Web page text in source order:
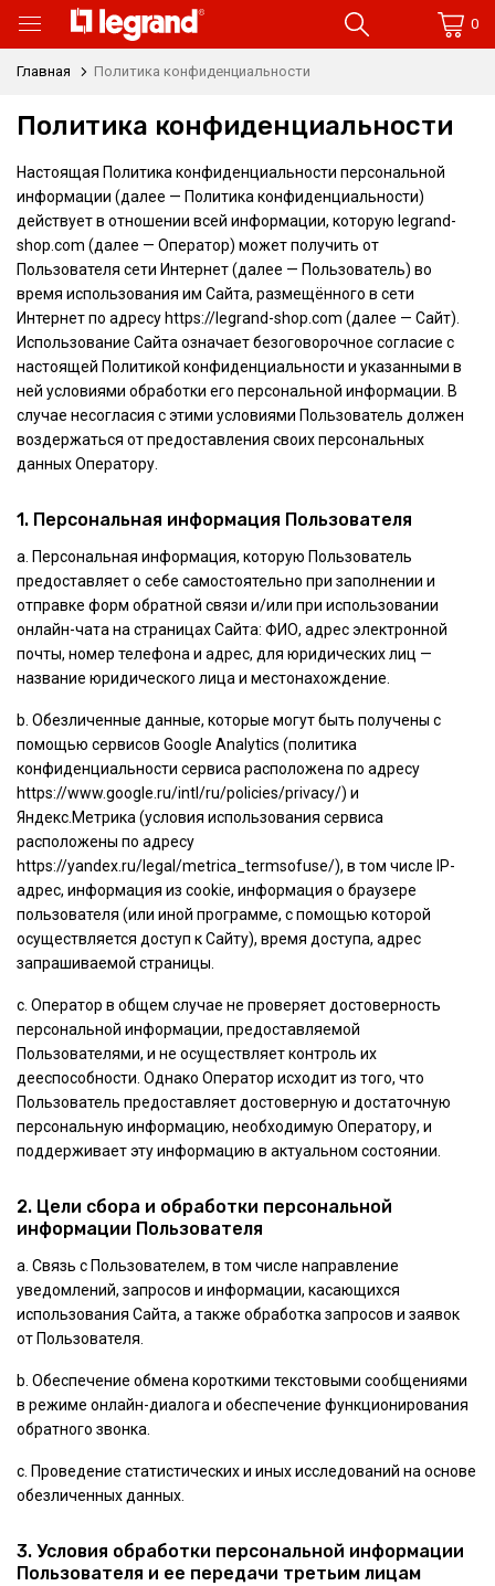
0
Главная Политика конфиденциальности
Политика конфиденциальности
Настоящая Политика конфиденциальности персональной
информации (далее — Политика конфиденциальности)
действует в отношении всей информации, которую legrand-
shop.com (далее — Оператор) может получить от
Пользователя сети Интернет (далее — Пользователь) во
время использования им Сайта, размещённого в сети
Интернет по адресу https://legrand-shop.com (далее — Сайт).
Использование Сайта означает безоговорочное согласие с
настоящей Политикой конфиденциальности и указанными в
ней условиями обработки его персональной информации. В
случае несогласия с этими условиями Пользователь должен
воздержаться от предоставления своих персональных
данных Оператору.
1. Персональная информация Пользователя
а. Персональная информация, которую Пользователь
предоставляет о себе самостоятельно при заполнении и
отправке форм обратной связи и/или при использовании
онлайн-чата на страницах Сайта: ФИО, адрес электронной
почты, номер телефона и адрес, для юридических лиц —
название юридического лица и местонахождение.
b. Обезличенные данные, которые могут быть получены с
помощью сервисов Google Analytics (политика
конфиденциальности сервиса расположена по адресу
https://www.google.ru/intl/ru/policies/privacy/) и
Яндекс.Метрика (условия использования сервиса
расположены по адресу
https://yandex.ru/legal/metrica_termsofuse/), в том числе IP-
адрес, информация из cookie, информация о браузере
пользователя (или иной программе, с помощью которой
осуществляется доступ к Сайту), время доступа, адрес
запрашиваемой страницы.
с. Оператор в общем случае не проверяет достоверность
персональной информации, предоставляемой
Пользователями, и не осуществляет контроль их
дееспособности. Однако Оператор исходит из того, что
Пользователь предоставляет достоверную и достаточную
персональную информацию, необходимую Оператору, и
поддерживает эту информацию в актуальном состоянии.
2. Цели сбора и обработки персональной
информации Пользователя
а. Связь с Пользователем, в том числе направление
уведомлений, запросов и информации, касающихся
использования Сайта, а также обработка запросов и заявок
от Пользователя.
b. Обеспечение обмена короткими текстовыми сообщениями
в режиме онлайн-диалога и обеспечение функционирования
обратного звонка.
c. Проведение статистических и иных исследований на основе
обезличенных данных.
3. Условия обработки персональной информации
Пользователя и ее передачи третьим лицам